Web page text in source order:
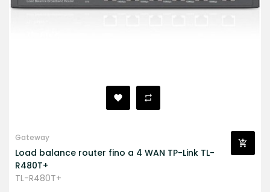
Gateway
Load balance router fino a 4 WAN TP-Link TL-
R480T+
TL-R480T+